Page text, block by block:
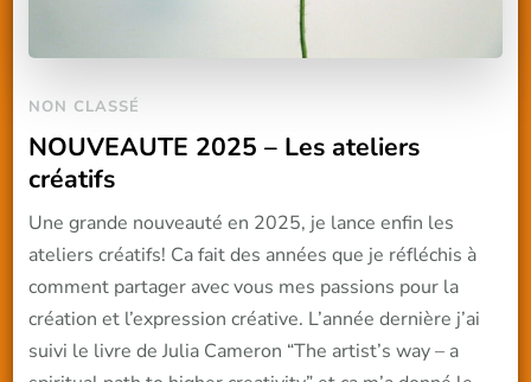
NON CLASSÉ
NOUVEAUTE 2025 – Les ateliers
créatifs
Une grande nouveauté en 2025, je lance enfin les
ateliers créatifs! Ca fait des années que je réfléchis à
comment partager avec vous mes passions pour la
création et l’expression créative. L’année dernière j’ai
suivi le livre de Julia Cameron “The artist’s way – a